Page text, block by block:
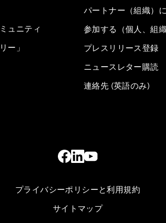
ュニティ
ー」
パートナー（組織）
参加する（個人、組織
プレスリリース登録
ニュースレター購読
連絡先 (英語のみ)
プライバシーポリシーと利用規約
サイトマップ